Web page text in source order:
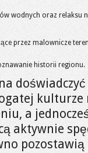
wodnych oraz relaksu
przez malownicze
historii regionu.
a
aktywnie